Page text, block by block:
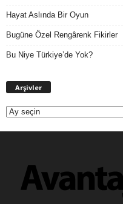
Hayat Aslında Bir Oyun
Bugüne Özel Rengârenk Fikirler
Bu Niye Türkiye’de Yok?
Arşivler